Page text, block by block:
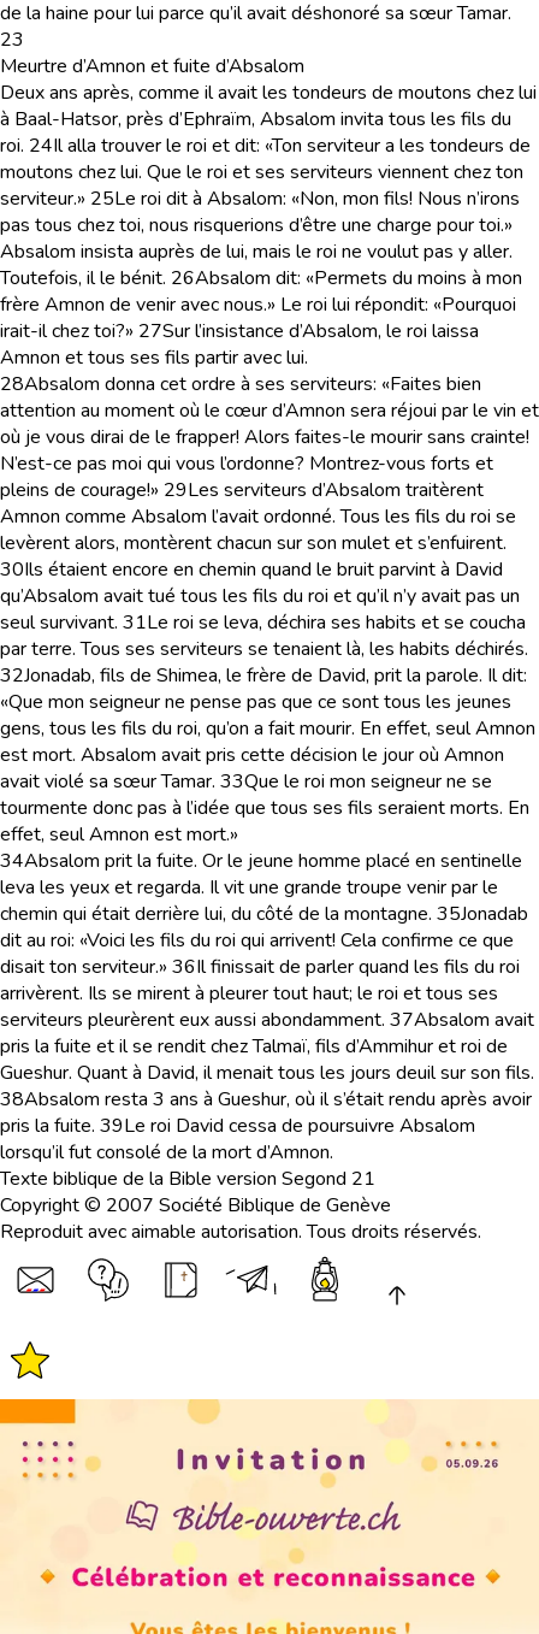
de la haine pour lui parce qu’il avait déshonoré sa sœur Tamar.
23
Meurtre d’Amnon et fuite d’Absalom
Deux ans après, comme il avait les tondeurs de moutons chez lui
à Baal-Hatsor, près d’Ephraïm, Absalom invita tous les fils du
roi. 24Il alla trouver le roi et dit: «Ton serviteur a les tondeurs de
moutons chez lui. Que le roi et ses serviteurs viennent chez ton
serviteur.» 25Le roi dit à Absalom: «Non, mon fils! Nous n’irons
pas tous chez toi, nous risquerions d’être une charge pour toi.»
Absalom insista auprès de lui, mais le roi ne voulut pas y aller.
Toutefois, il le bénit. 26Absalom dit: «Permets du moins à mon
frère Amnon de venir avec nous.» Le roi lui répondit: «Pourquoi
irait-il chez toi?» 27Sur l’insistance d’Absalom, le roi laissa
Amnon et tous ses fils partir avec lui.
28Absalom donna cet ordre à ses serviteurs: «Faites bien
attention au moment où le cœur d’Amnon sera réjoui par le vin et
où je vous dirai de le frapper! Alors faites-le mourir sans crainte!
N’est-ce pas moi qui vous l’ordonne? Montrez-vous forts et
pleins de courage!» 29Les serviteurs d’Absalom traitèrent
Amnon comme Absalom l’avait ordonné. Tous les fils du roi se
levèrent alors, montèrent chacun sur son mulet et s’enfuirent.
30Ils étaient encore en chemin quand le bruit parvint à David
qu’Absalom avait tué tous les fils du roi et qu’il n’y avait pas un
seul survivant. 31Le roi se leva, déchira ses habits et se coucha
par terre. Tous ses serviteurs se tenaient là, les habits déchirés.
32Jonadab, fils de Shimea, le frère de David, prit la parole. Il dit:
«Que mon seigneur ne pense pas que ce sont tous les jeunes
gens, tous les fils du roi, qu’on a fait mourir. En effet, seul Amnon
est mort. Absalom avait pris cette décision le jour où Amnon
avait violé sa sœur Tamar. 33Que le roi mon seigneur ne se
tourmente donc pas à l’idée que tous ses fils seraient morts. En
effet, seul Amnon est mort.»
34Absalom prit la fuite. Or le jeune homme placé en sentinelle
leva les yeux et regarda. Il vit une grande troupe venir par le
chemin qui était derrière lui, du côté de la montagne. 35Jonadab
dit au roi: «Voici les fils du roi qui arrivent! Cela confirme ce que
disait ton serviteur.» 36Il finissait de parler quand les fils du roi
arrivèrent. Ils se mirent à pleurer tout haut; le roi et tous ses
serviteurs pleurèrent eux aussi abondamment. 37Absalom avait
pris la fuite et il se rendit chez Talmaï, fils d’Ammihur et roi de
Gueshur. Quant à David, il menait tous les jours deuil sur son fils.
38Absalom resta 3 ans à Gueshur, où il s’était rendu après avoir
pris la fuite. 39Le roi David cessa de poursuivre Absalom
lorsqu’il fut consolé de la mort d’Amnon.
Texte biblique de la Bible version Segond 21
Copyright © 2007 Société Biblique de Genève
Reproduit avec aimable autorisation. Tous droits réservés.